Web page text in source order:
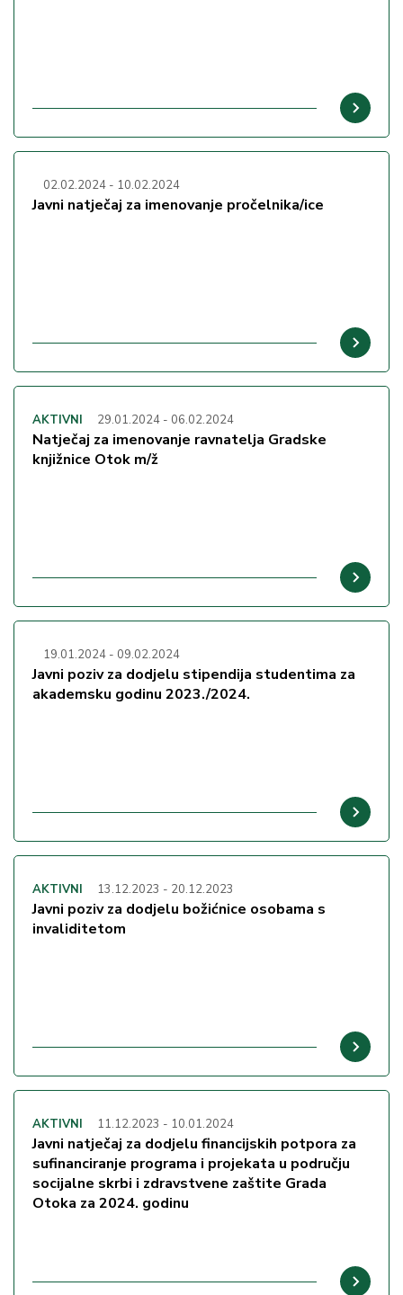
02.02.2024 - 10.02.2024
Javni natječaj za imenovanje pročelnika/ice
AKTIVNI 29.01.2024 - 06.02.2024
Natječaj za imenovanje ravnatelja Gradske
knjižnice Otok m/ž
19.01.2024 - 09.02.2024
Javni poziv za dodjelu stipendija studentima za
akademsku godinu 2023./2024.
AKTIVNI 13.12.2023 - 20.12.2023
Javni poziv za dodjelu božićnice osobama s
invaliditetom
AKTIVNI 11.12.2023 - 10.01.2024
Javni natječaj za dodjelu financijskih potpora za
sufinanciranje programa i projekata u području
socijalne skrbi i zdravstvene zaštite Grada
Otoka za 2024. godinu